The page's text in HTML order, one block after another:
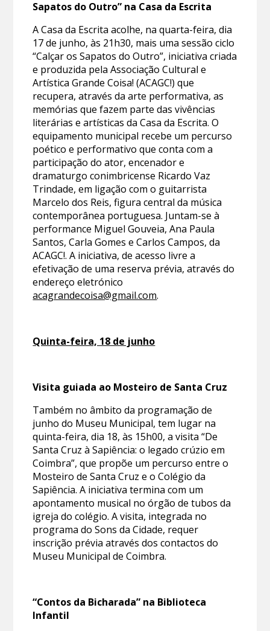
Sapatos do Outro” na Casa da Escrita
A Casa da Escrita acolhe, na quarta-feira, dia
17 de junho, às 21h30, mais uma sessão ciclo
“Calçar os Sapatos do Outro”, iniciativa criada
e produzida pela Associação Cultural e
Artística Grande Coisa! (ACAGC!) que
recupera, através da arte performativa, as
memórias que fazem parte das vivências
literárias e artísticas da Casa da Escrita. O
equipamento municipal recebe um percurso
poético e performativo que conta com a
participação do ator, encenador e
dramaturgo conimbricense Ricardo Vaz
Trindade, em ligação com o guitarrista
Marcelo dos Reis, figura central da música
contemporânea portuguesa. Juntam-se à
performance Miguel Gouveia, Ana Paula
Santos, Carla Gomes e Carlos Campos, da
ACAGC!. A iniciativa, de acesso livre a
efetivação de uma reserva prévia, através do
endereço eletrónico
acagrandecoisa@gmail.com.
Quinta-feira, 18 de junho
Visita guiada ao Mosteiro de Santa Cruz
Também no âmbito da programação de
junho do Museu Municipal, tem lugar na
quinta-feira, dia 18, às 15h00, a visita “De
Santa Cruz à Sapiência: o legado crúzio em
Coimbra”, que propõe um percurso entre o
Mosteiro de Santa Cruz e o Colégio da
Sapiência. A iniciativa termina com um
apontamento musical no órgão de tubos da
igreja do colégio. A visita, integrada no
programa do Sons da Cidade, requer
inscrição prévia através dos contactos do
Museu Municipal de Coimbra.
“Contos da Bicharada” na Biblioteca
Infantil